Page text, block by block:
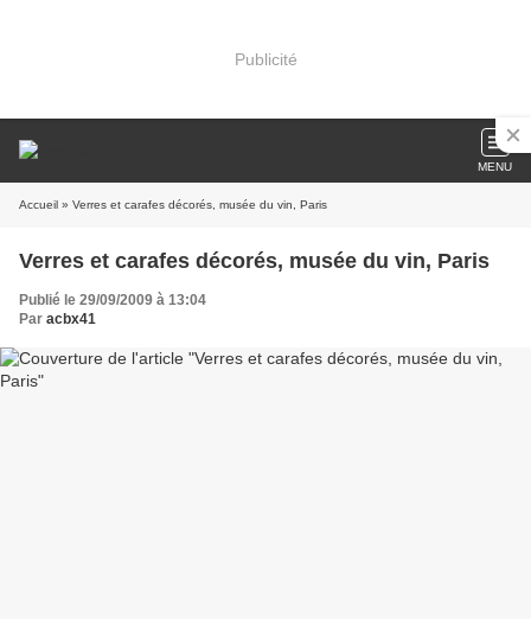
Publicité
MENU
Accueil » Verres et carafes décorés, musée du vin, Paris
Verres et carafes décorés, musée du vin, Paris
Publié le 29/09/2009 à 13:04
Par acbx41